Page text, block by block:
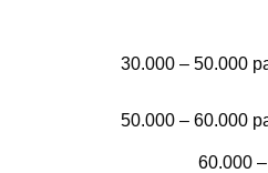
30.000 – 50.000
50.000 – 60.000
60.000